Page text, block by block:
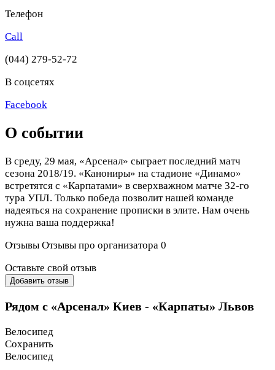
Телефон
Call
(044) 279-52-72
В соцсетях
Facebook
О событии
В среду, 29 мая, «Арсенал» сыграет последний матч
сезона 2018/19. «Канониры» на стадионе «Динамо»
встретятся с «Карпатами» в сверхважном матче 32-го
тура УПЛ. Только победа позволит нашей команде
надеяться на сохранение прописки в элите. Нам очень
нужна ваша поддержка!
Отзывы Отзывы про организатора 0
Оставьте свой отзыв
Добавить отзыв
Рядом с «Арсенал» Киев - «Карпаты» Львов
Велосипед
Сохранить
Велосипед